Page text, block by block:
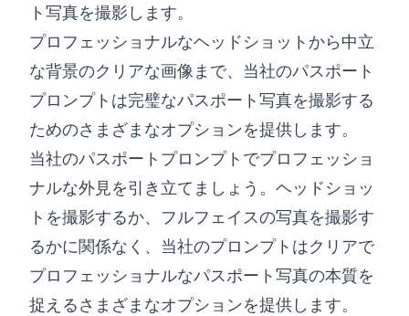
ト写真を撮影します。
プロフェッショナルなヘッドショットから中立
な背景のクリアな画像まで、当社のパスポート
プロンプトは完璧なパスポート写真を撮影する
ためのさまざまなオプションを提供します。
当社のパスポートプロンプトでプロフェッショ
ナルな外見を引き立てましょう。ヘッドショッ
トを撮影するか、フルフェイスの写真を撮影す
るかに関係なく、当社のプロンプトはクリアで
プロフェッショナルなパスポート写真の本質を
捉えるさまざまなオプションを提供します。